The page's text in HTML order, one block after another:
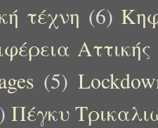
τέχνη (6)
Αττικής
(5)
Πέγκυ